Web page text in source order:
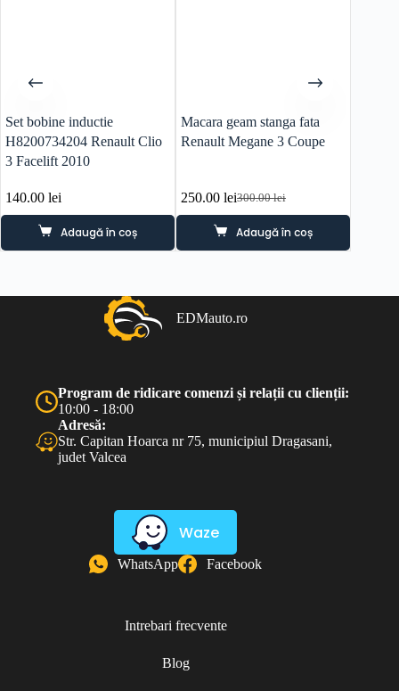
Set bobine inductie
H8200734204 Renault Clio
3 Facelift 2010
140.00 lei
Adaugă în coș
Macara geam stanga fata
Renault Megane 3 Coupe
300.00lei
Prețul
a
fost:
250.00leiPrețul
este:
250.00 lei.
Adaugă în coș
EDMauto.ro
Program de ridicare comenzi și relații cu clienții:
10:00 - 18:00
Adresă:
Str. Capitan Hoarca nr 75, municipiul Dragasani,
judet Valcea
Waze
WhatsApp Facebook
Intrebari frecvente
Blog